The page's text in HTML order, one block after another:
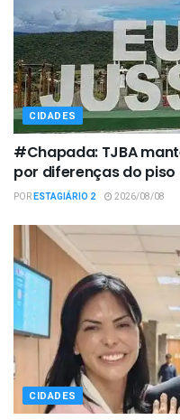
CIDADES
#Chapada: TJBA
por diferenças do
PORESTAGIÁRIO 2 2026/08/08
CIDADES